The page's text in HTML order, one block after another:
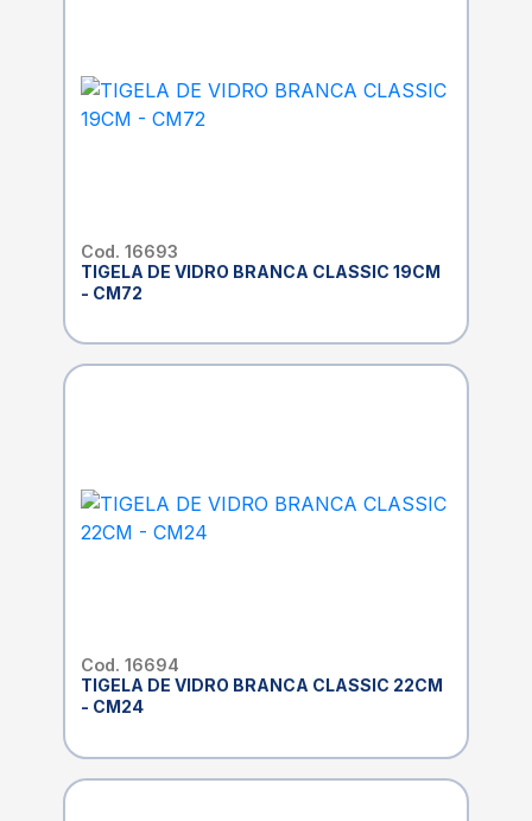
Cod. 16693
TIGELA DE VIDRO BRANCA CLASSIC 19CM
- CM72
Cod. 16694
TIGELA DE VIDRO BRANCA CLASSIC 22CM
- CM24